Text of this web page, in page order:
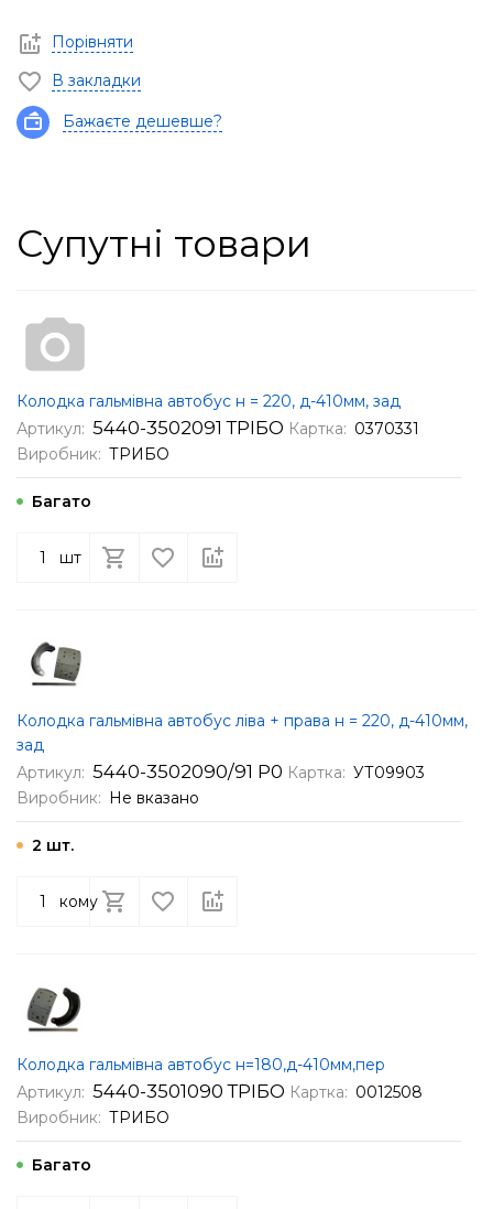
Порівняти
В закладки
Бажаєте дешевше?
Супутні товари
Колодка гальмівна автобус н = 220, д-410мм, зад
Артикул: 5440-3502091 ТРІБО Картка: 0370331
Виробник: ТРИБО
Багато
шт
Колодка гальмівна автобус ліва + права н = 220, д-410мм,
зад
Артикул: 5440-3502090/91 Р0 Картка: УТ09903
Виробник: Не вказано
2 шт.
кому
Колодка гальмівна автобус н=180,д-410мм,пер
Артикул: 5440-3501090 ТРІБО Картка: 0012508
Виробник: ТРИБО
Багато